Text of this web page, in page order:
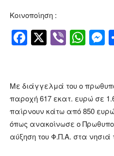
Κοινοποίηση :
Facebook
Twitter
Viber
Με διάγγελμά του ο
παροχή 617 εκατ. ευρώ σε
παίρνουν κάτω από 850
όπως ανακοίνωσε ο
αύξηση του Φ.Π.Α. στα νησιά